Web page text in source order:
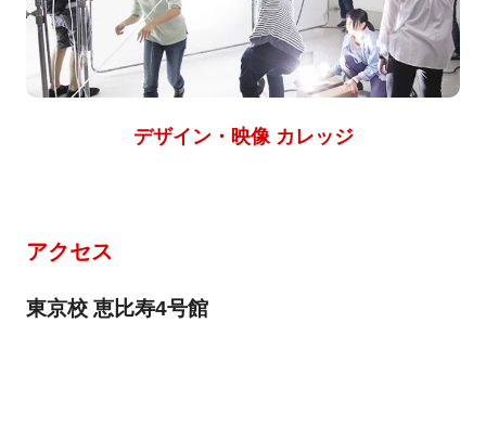
デザイン・映像 カレッジ
アクセス
東京校 恵比寿4号館